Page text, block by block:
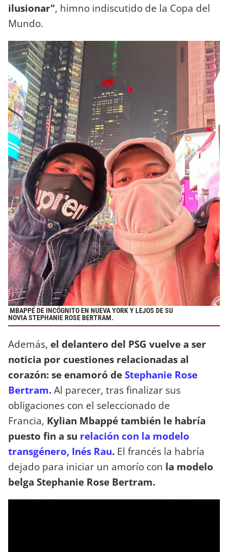
ilusionar", himno indiscutido de la Copa del
Mundo.
MBAPPÉ DE INCÓGNITO EN NUEVA YORK Y LEJOS DE SU
NOVIA STEPHANIE ROSE BERTRAM.
Además, el delantero del PSG vuelve a ser
noticia por cuestiones relacionadas al
corazón: se enamoró deStephanie Rose
Bertram.Al parecer, tras finalizar sus
obligaciones con el seleccionado de
Francia, Kylian Mbappé también le habría
puesto fin a su relación con la modelo
transgénero, Inés Rau. El francés la habría
dejado para iniciar un amorío con la modelo
belga Stephanie Rose Bertram.